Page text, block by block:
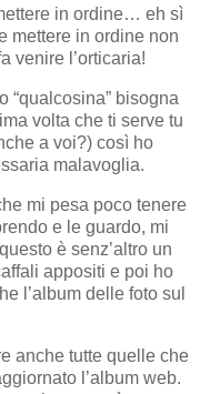
in ordine… eh sì
mettere in ordine non
venire l’orticaria!
“qualcosina” bisogna
volta che ti serve tu
a voi?) così ho
malavoglia.
mi pesa poco tenere
e le guardo, mi
è senz’altro un
appositi e poi ho
l’album delle foto sul
anche tutte quelle che
l’album web.